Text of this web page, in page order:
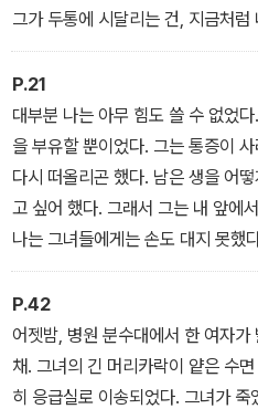
그가 두통에 시달리는 건, 지금처럼
고 앉아 머리를 꽉 움켜잡고 있기
그는 절대 나를 잊지 못할 것이다.
우리는 사랑했다.
P.21
대부분 나는 아무 힘도 쓸 수 없었
을 부유할 뿐이었다. 그는 통증이
다시 떠올리곤 했다. 남은 생을 어
고 싶어 했다. 그래서 그는 내 앞에
나는 그녀들에게는 손도 대지 못했
지고 밀려났다. 저 아래로, 아래로.
모르는 기회의 순간을 위해, 그가 그
주변을 맴도는 것뿐이었다.
P.42
어젯밤, 병원 분수대에서 한 여자
채. 그녀의 긴 머리카락이 얕은 수
히 응급실로 이송되었다. 그녀가